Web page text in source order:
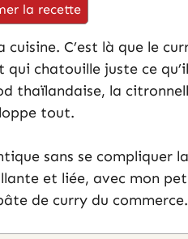
la recette
C’est là que le
qui chatouille juste ce
thaïlandaise, la
tout.
sans se compliquer
et liée, avec mon
de curry du commerce.